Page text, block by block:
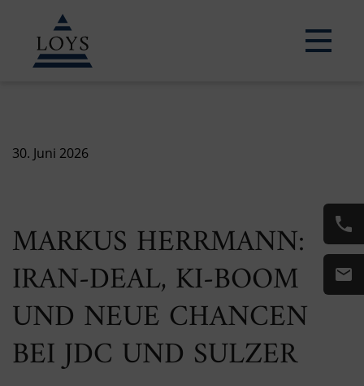
30. Juni 2026
MARKUS HERRMANN:
IRAN-DEAL, KI-BOOM
UND NEUE CHANCEN
BEI JDC UND SULZER